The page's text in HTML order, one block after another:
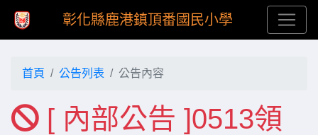
彰化縣鹿港鎮頂番國民小學
首頁 公告列表 公告內容
[ 內部公告 ]0513領